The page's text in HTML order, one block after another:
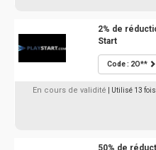
2% de
Start
Code : 2O**
En cours de validité | Utilisé 13 fois
50% de